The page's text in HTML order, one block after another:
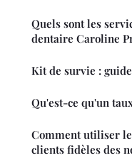
Quels sont les
dentaire Caroline
Kit de survie :
Qu'est-ce qu'un
Comment utiliser
clients fidèles des